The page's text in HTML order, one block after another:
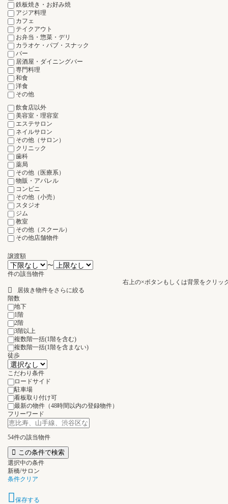
鉄板焼き・お好み焼
アジア料理
カフェ
テイクアウト
お弁当・惣菜・デリ
カラオケ・パブ・スナック
バー
居酒屋・ダイニングバー
専門料理
和食
洋食
その他
飲食店以外
美容室・理容室
エステサロン
ネイルサロン
その他（サロン）
クリニック
歯科
薬局
その他（医療系）
物販・アパレル
コンビニ
その他（小売）
スタジオ
ジム
教室
その他（スクール）
その他店舗物件
譲渡額
〜
件の該当物件
右上の×ボタンもしくは背景をクリッ
居抜き物件をさらに絞る
階数
地下
1階
2階
3階以上
複数階一括(1階を含む)
複数階一括(1階を含まない)
徒歩
こだわり条件
ロードサイド
駐車場
看板取り付け可
最新の物件（48時間以内の登録物件）
フリーワード
54件の該当物件
この条件で検索
選択中の条件
新橋/サロン
条件クリア
保存する